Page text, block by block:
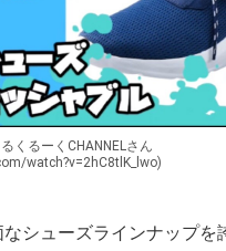
くるーくCHANNELさん
watch?v=2hC8tlK_lwo)
シューズラインナップを